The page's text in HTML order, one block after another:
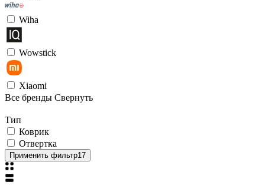
Wiha
Wowstick
Xiaomi
Все бренды Свернуть
Тип
Коврик
Отвертка
Применить фильтр17